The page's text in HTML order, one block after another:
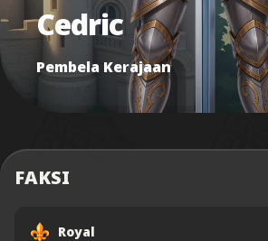
Cedric
Pembela Kerajaan
FAKSI
Royal